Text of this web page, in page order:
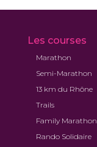
Les courses
Marathon
Semi-Marathon
13 km du Rhône
Trails
Family Marathon
Rando Solidaire